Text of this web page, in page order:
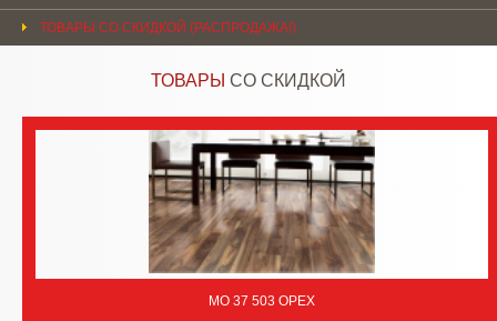
ТОВАРЫ СО СКИДКОЙ (РАСПРОДАЖА!)
ТОВАРЫ СО СКИДКОЙ
MO 37 503 ОРЕХ